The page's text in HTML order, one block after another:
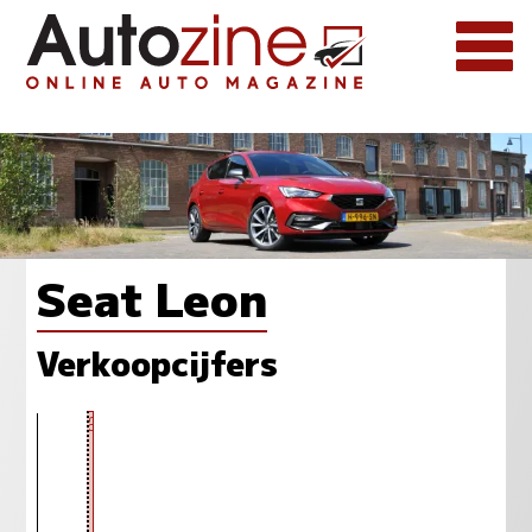
Seat Leon
Verkoopcijfers
631